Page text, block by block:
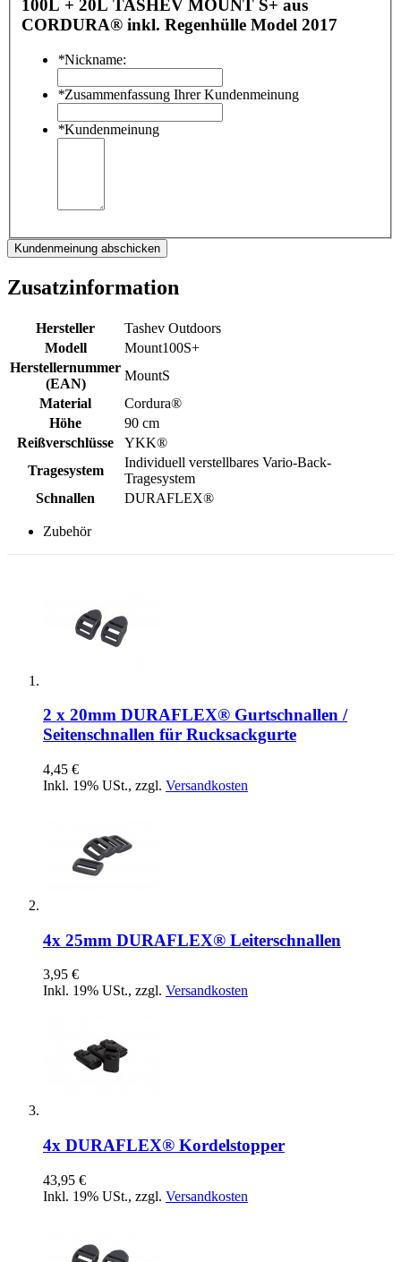
100L + 20L TASHEV MOUNT S+ aus
CORDURA® inkl. Regenhülle Model 2017
*Nickname:
*Zusammenfassung Ihrer Kundenmeinung
*Kundenmeinung
Kundenmeinung abschicken
Zusatzinformation
Hersteller
Tashev Outdoors
Modell
Mount100S+
Herstellernummer
(EAN)
MountS
Material
Cordura®
Höhe
90 cm
Reißverschlüsse
YKK®
Tragesystem
Individuell verstellbares Vario-Back-
Tragesystem
Schnallen
DURAFLEX®
Zubehör
2 x 20mm DURAFLEX® Gurtschnallen /
Seitenschnallen für Rucksackgurte
4,45 €
Inkl. 19% USt., zzgl. Versandkosten
4x 25mm DURAFLEX® Leiterschnallen
3,95 €
Inkl. 19% USt., zzgl. Versandkosten
4x DURAFLEX® Kordelstopper
43,95 €
Inkl. 19% USt., zzgl. Versandkosten